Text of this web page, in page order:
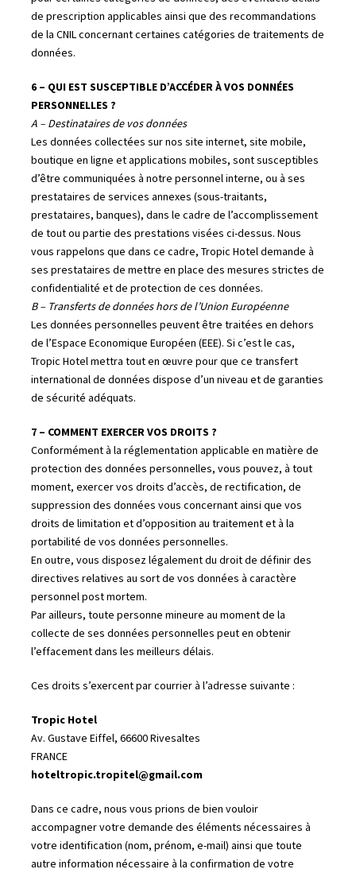
de prescription applicables ainsi que des recommandations
de la CNIL concernant certaines catégories de traitements de
données.
6 – QUI EST SUSCEPTIBLE D’ACCÉDER À VOS DONNÉES
PERSONNELLES ?
A – Destinataires de vos données
Les données collectées sur nos site internet, site mobile,
boutique en ligne et applications mobiles, sont susceptibles
d’être communiquées à notre personnel interne, ou à ses
prestataires de services annexes (sous-traitants,
prestataires, banques), dans le cadre de l’accomplissement
de tout ou partie des prestations visées ci-dessus. Nous
vous rappelons que dans ce cadre, Tropic Hotel demande à
ses prestataires de mettre en place des mesures strictes de
confidentialité et de protection de ces données.
B – Transferts de données hors de l’Union Européenne
Les données personnelles peuvent être traitées en dehors
de l’Espace Economique Européen (EEE). Si c’est le cas,
Tropic Hotel mettra tout en œuvre pour que ce transfert
international de données dispose d’un niveau et de garanties
de sécurité adéquats.
7 – COMMENT EXERCER VOS DROITS ?
Conformément à la réglementation applicable en matière de
protection des données personnelles, vous pouvez, à tout
moment, exercer vos droits d’accès, de rectification, de
suppression des données vous concernant ainsi que vos
droits de limitation et d’opposition au traitement et à la
portabilité de vos données personnelles.
En outre, vous disposez légalement du droit de définir des
directives relatives au sort de vos données à caractère
personnel post mortem.
Par ailleurs, toute personne mineure au moment de la
collecte de ses données personnelles peut en obtenir
l’effacement dans les meilleurs délais.
Ces droits s’exercent par courrier à l’adresse suivante :
Tropic Hotel
Av. Gustave Eiffel, 66600 Rivesaltes
FRANCE
hoteltropic.tropitel@gmail.com
Dans ce cadre, nous vous prions de bien vouloir
accompagner votre demande des éléments nécessaires à
votre identification (nom, prénom, e-mail) ainsi que toute
autre information nécessaire à la confirmation de votre